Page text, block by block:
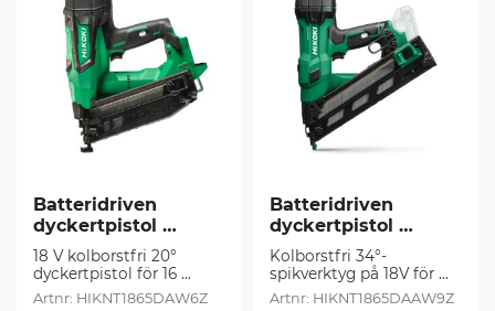
Batteridriven
dyckertpistol
HIKOKI (1 st/frp)
18 V kolborstfri 20°
dyckertpistol för 16
gauge-dyckert 1,4 x 1,65
HIKNT1865DAW6Z
Batteridriven
dyckertpistol
HIKOKI (1 st/frp)
Kolborstfri 34°-
spikverktyg på 18V för
spik på 15 gauge/1,8 mm
HIKNT1865DAAW9Z